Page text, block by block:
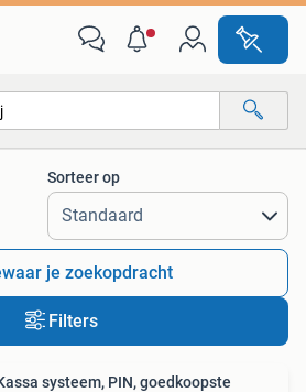
Alle afstanden…
Sorteer op
je zoekopdracht
Filters
systeem, PIN, goedkoopste